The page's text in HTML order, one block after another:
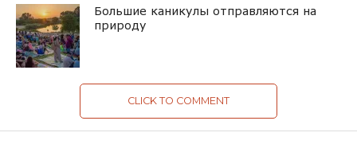
Большие каникулы отправляются на
природу
CLICK TO COMMENT